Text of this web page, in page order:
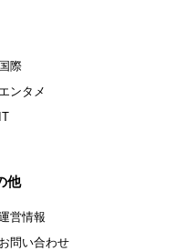
国際
エンタメ
IT
他
営情報
お問い合わせ